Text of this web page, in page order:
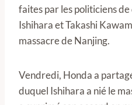
faites par les politiciens
Ishihara et Takashi
massacre de Nanjing.
Vendredi, Honda a
duquel Ishihara a nié le